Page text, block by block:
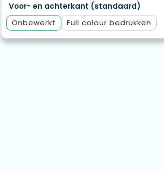
Voor- en achterkant (standaard)
Onbewerkt
Full colour